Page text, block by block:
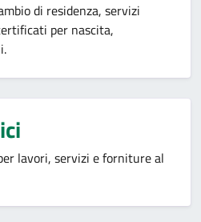
di residenza, servizi
per nascita,
lavori, servizi e forniture al